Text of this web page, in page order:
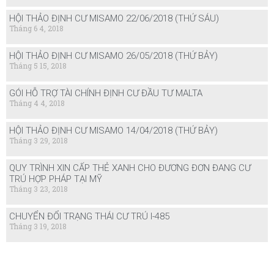
HỘI THẢO ĐỊNH CƯ MISAMO 22/06/2018 (THỨ SÁU)
Tháng 6 4, 2018
HỘI THẢO ĐỊNH CƯ MISAMO 26/05/2018 (THỨ BẢY)
Tháng 5 15, 2018
GÓI HỖ TRỢ TÀI CHÍNH ĐỊNH CƯ ĐẦU TƯ MALTA
Tháng 4 4, 2018
HỘI THẢO ĐỊNH CƯ MISAMO 14/04/2018 (THỨ BẢY)
Tháng 3 29, 2018
QUY TRÌNH XIN CẤP THẺ XANH CHO ĐƯƠNG ĐƠN ĐANG CƯ
TRÚ HỢP PHÁP TẠI MỸ
Tháng 3 23, 2018
CHUYỂN ĐỔI TRẠNG THÁI CƯ TRÚ I-485
Tháng 3 19, 2018